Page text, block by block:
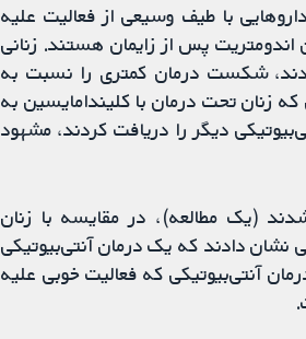
با طیف وسیعی از فعالیت علیه
اندومتریت پس از زایمان هستند. زنانی
شکست درمان کمتری را نسبت به
که زنان تحت درمان با کلیندامایسین به
دیگر را دریافت کردند، مشهود
(یک مطالعه)، در مقایسه با زنان
نشان دادند که یک درمان آنتی‌بیوتیکی
آنتی‌بیوتیکی که فعالیت خوبی علیه